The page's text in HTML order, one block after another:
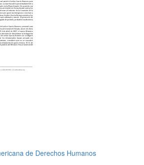
de Derechos Humanos